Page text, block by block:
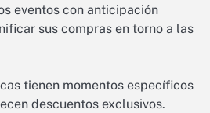
eventos con anticipación
sus compras en torno a las
tienen momentos específicos
descuentos exclusivos.